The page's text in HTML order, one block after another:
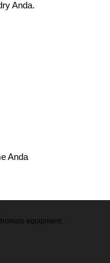
Anda.
Anda
equipment.